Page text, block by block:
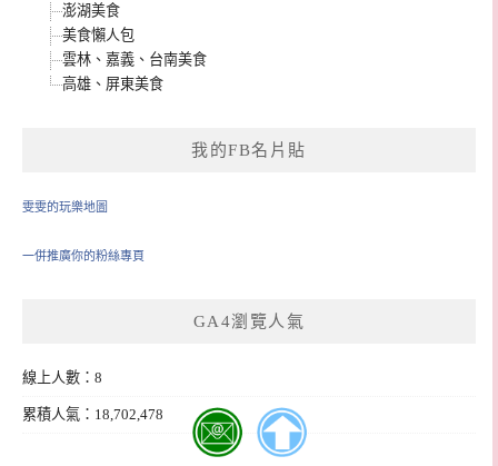
澎湖美食
美食懶人包
雲林、嘉義、台南美食
高雄、屏東美食
我的FB名片貼
雯雯的玩樂地圖
一併推廣你的粉絲專頁
GA4瀏覽人氣
線上人數：8
累積人氣：18,702,478